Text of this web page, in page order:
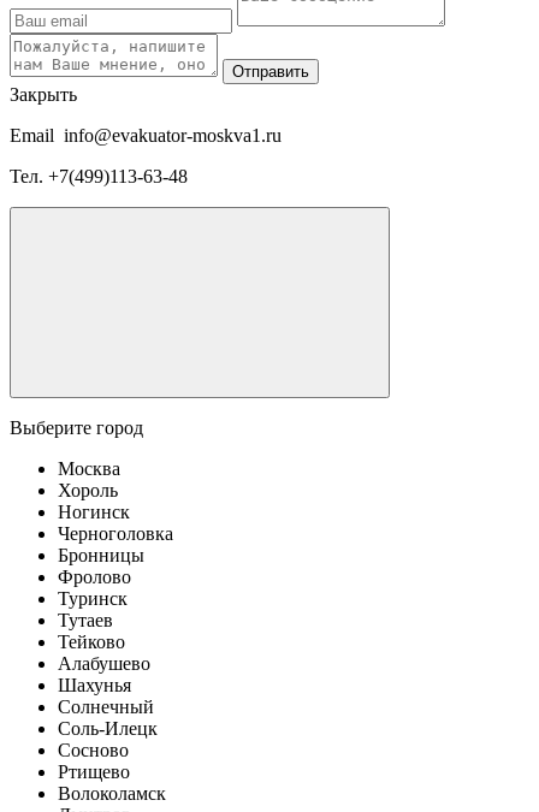
Отправить
Закрыть
Email info@evakuator-moskva1.ru
Тел. +7(499)113-63-48
Выберите город
Москва
Хороль
Ногинск
Черноголовка
Бронницы
Фролово
Туринск
Тутаев
Тейково
Алабушево
Шахунья
Солнечный
Соль-Илецк
Сосново
Ртищево
Волоколамск